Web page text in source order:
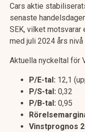
Cars aktie
senaste
SEK, vilket motsvarar
med juli 2024 års nivå
Aktuella nyckeltal för
P/E-tal: 12,1
P/S-tal: 0,32
P/B-tal: 0,95
Vinstprognos